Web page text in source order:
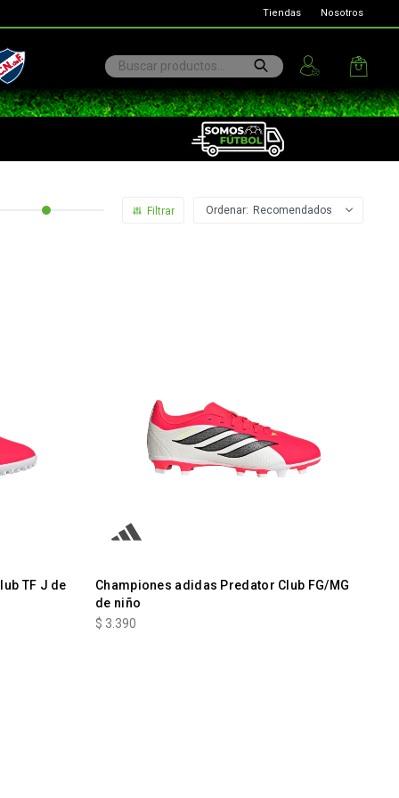
Tiendas Nosotros
Recomendados
TF J de
Championes adidas Predator Club FG/MG
de niño
$ 3.390